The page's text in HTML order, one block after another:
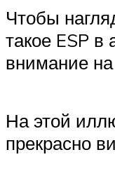
Чтобы
такое ESP в
внимание
На этой
прекрасно